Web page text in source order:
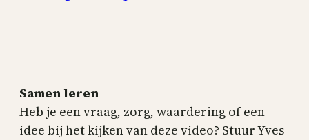
Samen leren
Heb je een vraag, zorg, waardering of een
idee bij het kijken van deze video? Stuur Yves